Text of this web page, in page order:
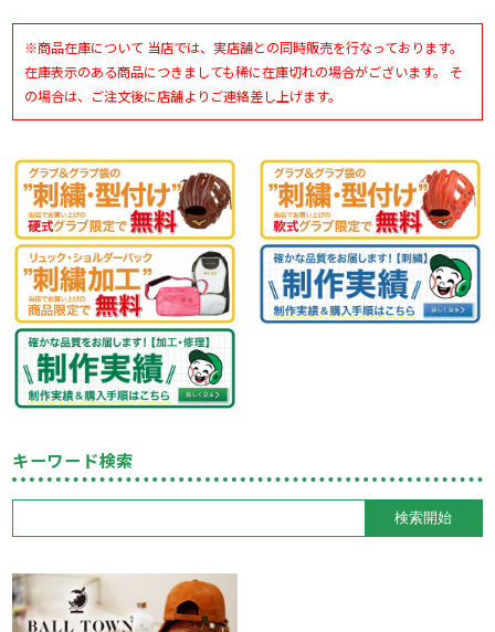
※商品在庫について 当店では、実店舗との同時販売を行なっております。
在庫表示のある商品につきましても稀に在庫切れの場合がございます。 そ
の場合は、ご注文後に店舗よりご連絡差し上げます。
キーワード検索